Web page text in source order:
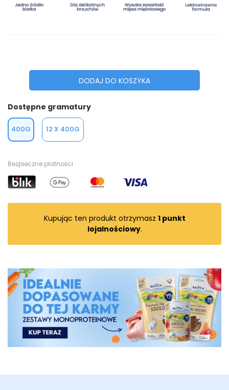
DODAJ DO KOSZYKA
Dostępne gramatury
400G 12 X 400G
Bezpieczne płatności
Kupując ten produkt otrzymasz 1punkt
lojalnościowy.